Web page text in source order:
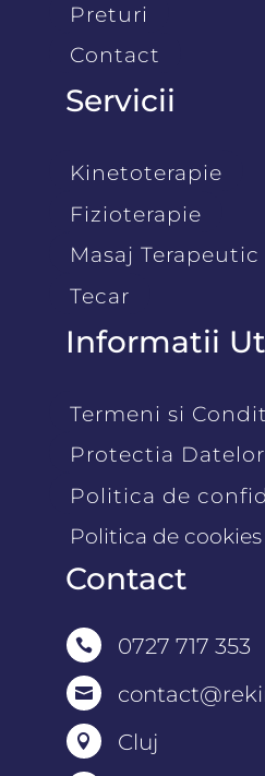
Preturi
Contact
Servicii
Kinetoterapie
Fizioterapie
Masaj Terapeutic
Tecar
Informatii
Termeni si
Protectia Datelor
Politica de
Politica de cookies
Contact
 0727 717 353

 Cluj